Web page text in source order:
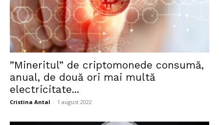
”Mineritul” de criptomonede consumă,
anual, de două ori mai multă
electricitate...
Cristina Antal - 1 august 2022